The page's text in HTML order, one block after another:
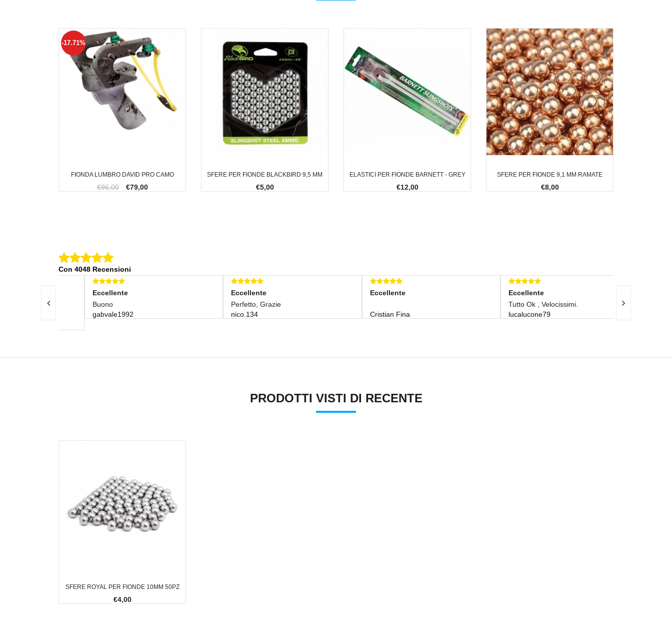
FIONDA LUMBRO DAVID PRO CAMO
-17.71%
€96,00 €79,00
SFERE PER FIONDE BLACKBIRD 9,5 MM
€5,00
ELASTICI PER FIONDE BARNETT - GREY
€12,00
SFERE PER FIONDE 9,1 MM RAMATE
€8,00
Con 4048 Recensioni
Eccellente
gabvale1992
Eccellente
Perfetto, Grazie
nico.134
Eccellente
Cristian Fina
Eccellente
Tutto Ok , Velocissimi.
lucalucone79
Venditore
PRODOTTI VISTI DI RECENTE
SFERE ROYAL PER FIONDE 10MM 50PZ
€4,00